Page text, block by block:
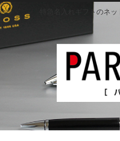
特急名入れギフトのネ